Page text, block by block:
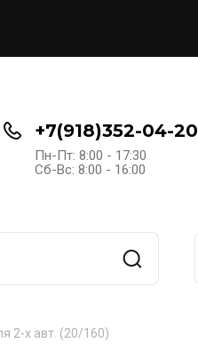
+7(918)352-04-20
Пн-Пт: 8:00 - 17:30
Сб-Вс: 8:00 - 16:00
2-х авт. (20/160)